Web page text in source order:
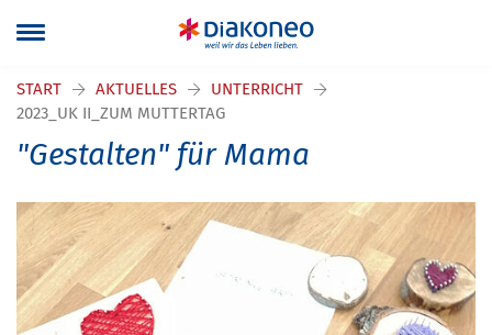
START AKTUELLES
UNTERRICHT
2023_UK II_ZUM MUTTERTAG
"Gestalten" für Mama